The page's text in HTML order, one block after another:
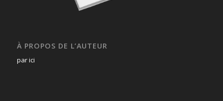
À PROPOS DE L’AUTEUR
par ici